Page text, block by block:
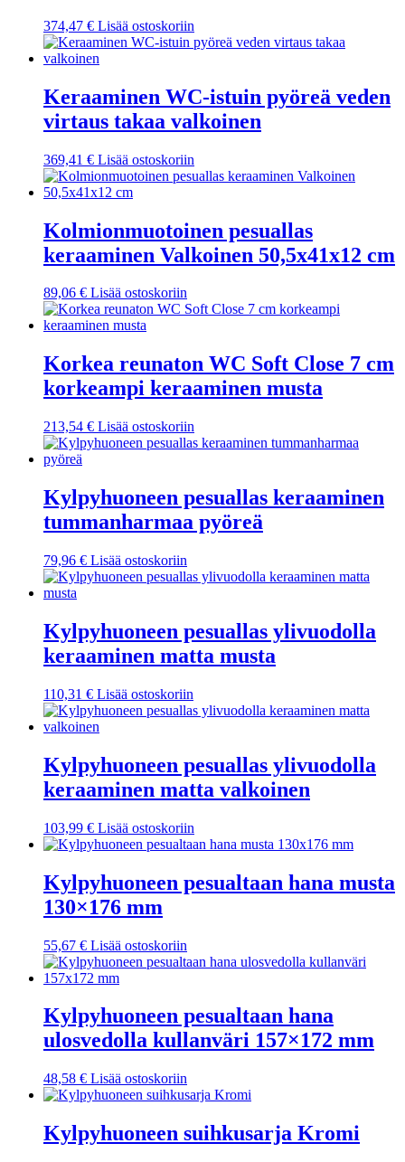
374,47 € Lisää ostoskoriin
Keraaminen WC-istuin pyöreä veden
virtaus takaa valkoinen
369,41 € Lisää ostoskoriin
Kolmionmuotoinen pesuallas
keraaminen Valkoinen 50,5x41x12 cm
89,06 € Lisää ostoskoriin
Korkea reunaton WC Soft Close 7 cm
korkeampi keraaminen musta
213,54 € Lisää ostoskoriin
Kylpyhuoneen pesuallas keraaminen
tummanharmaa pyöreä
79,96 € Lisää ostoskoriin
Kylpyhuoneen pesuallas ylivuodolla
keraaminen matta musta
110,31 € Lisää ostoskoriin
Kylpyhuoneen pesuallas ylivuodolla
keraaminen matta valkoinen
103,99 € Lisää ostoskoriin
Kylpyhuoneen pesualtaan hana musta
130×176 mm
55,67 € Lisää ostoskoriin
Kylpyhuoneen pesualtaan hana
ulosvedolla kullanväri 157×172 mm
48,58 € Lisää ostoskoriin
Kylpyhuoneen suihkusarja Kromi